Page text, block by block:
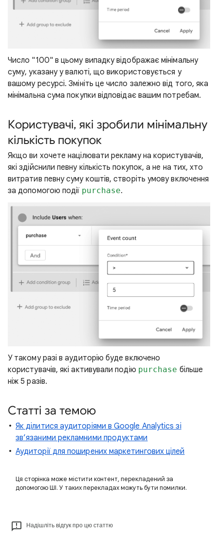
Число "100" в цьому випадку відображає мінімальну
суму, указану у валюті, що використовується у
вашому ресурсі. Змініть це число залежно від того, яка
мінімальна сума покупки відповідає вашим потребам.
Користувачі, які зробили мінімальну
кількість покупок
Якщо ви хочете націлювати рекламу на користувачів,
які здійснили певну кількість покупок, а не на тих, хто
витратив певну суму коштів, створіть умову включення
за допомогою події purchase.
У такому разі в аудиторію буде включено
користувачів, які активували подію purchase більше
ніж 5 разів.
Статті за темою
Як ділитися аудиторіями в Google Analytics зі
зв’язаними рекламними продуктами
Аудиторії для поширених маркетингових цілей
Ця сторінка може містити контент, перекладений за
допомогою ШІ. У таких перекладах можуть бути помилки.
Надішліть відгук про цю статтю